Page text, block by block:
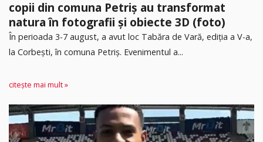
copii din comuna Petriș au transformat
natura în fotografii și obiecte 3D (foto)
În perioada 3-7 august, a avut loc Tabăra de Vară, ediția a V-a,
la Corbești, în comuna Petriș. Evenimentul a...
citește mai mult »